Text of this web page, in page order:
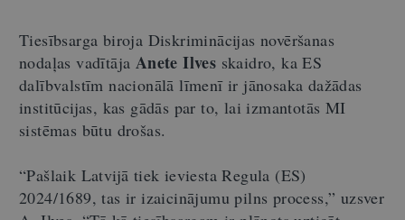
Tiesībsarga biroja Diskriminācijas novēršanas
nodaļas vadītāja Anete Ilves skaidro, ka ES
dalībvalstīm nacionālā līmenī ir jānosaka dažādas
institūcijas, kas gādās par to, lai izmantotās MI
sistēmas būtu drošas.
“Pašlaik Latvijā tiek ieviesta Regula (ES)
2024/1689, tas ir izaicinājumu pilns process,” uzsver